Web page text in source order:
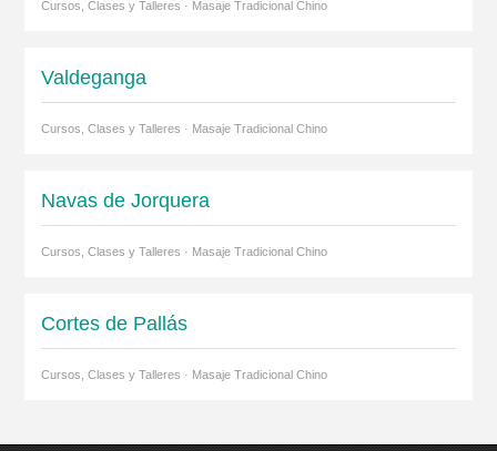
Cursos, Clases y Talleres · Masaje Tradicional Chino
Valdeganga
Cursos, Clases y Talleres · Masaje Tradicional Chino
Navas de Jorquera
Cursos, Clases y Talleres · Masaje Tradicional Chino
Cortes de Pallás
Cursos, Clases y Talleres · Masaje Tradicional Chino